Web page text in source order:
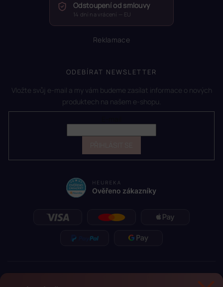
Odstoupení od smlouvy
14 dní na vrácení — EU
Reklamace
ODEBÍRAT NEWSLETTER
Vložte svůj e-mail a my vám budeme zasílat informace o nových
produktech na našem e-shopu.